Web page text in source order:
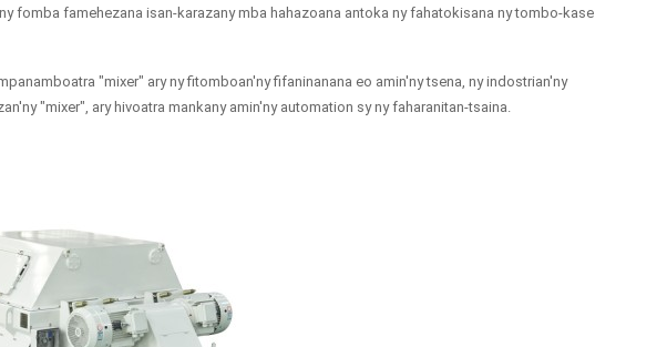
fomba famehezana isan-karazany mba hahazoana antoka ny fahatokisana ny tombo-kase
"mixer" ary ny fitomboan'ny fifaninanana eo amin'ny tsena, ny indostrian'ny
"mixer", ary hivoatra mankany amin'ny automation sy ny faharanitan-tsaina.